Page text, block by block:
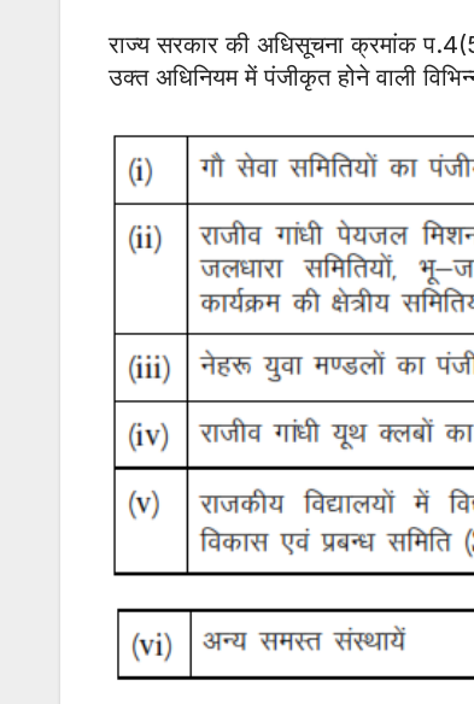
राज्य सरकार की अधिसूचना क्रमांक
उक्त अधिनियम में पंजीकृत होने वाली